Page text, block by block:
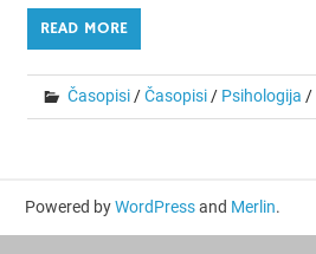
READ MORE
Časopisi/Časopisi/ Psihologija /
Powered byWordPressand Merlin.